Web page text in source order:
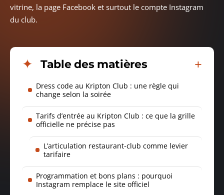
vitrine, la page Facebook et surtout le compte Instagram
du club.
Table des matières
Dress code au Kripton Club : une règle qui
change selon la soirée
Tarifs d’entrée au Kripton Club : ce que la grille
officielle ne précise pas
L’articulation restaurant-club comme levier
tarifaire
Programmation et bons plans : pourquoi
Instagram remplace le site officiel